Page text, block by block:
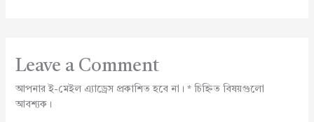
Leave a Comment
আপনার ই-মেইল এ্যাড্রেস প্রকাশিত হবে না। *চিহ্নিত বিষয়গুলো
আবশ্যক।